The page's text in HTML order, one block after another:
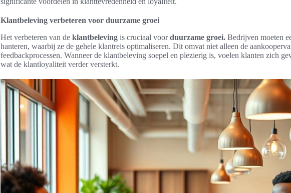
Klantbeleving verbeteren voor duurzame groei
Het verbeteren van de klantbeleving is cruciaal voorduurzame groei. Bedrijven moeten
hanteren, waarbij ze de gehele klantreis optimaliseren. Dit omvat niet alleen de
feedbackprocessen. Wanneer de klantbeleving soepel en plezierig is, voelen klanten zich
wat de klantloyaliteit verder versterkt.